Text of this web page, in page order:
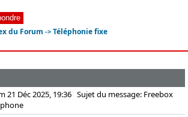
du Forum ->Téléphonie fixe
21 Déc 2025, 19:36 Sujet du message: Freebox